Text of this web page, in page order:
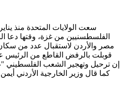
الفلسطسنيين من غزة، وقتها دعا
مصر والأردن لاستقبال عدد من
قوبلت بالرفض القاطع من الرئيس
إن ترحيل وتهجير الشعب الفلسطيني
كما قال وزير الخارجية الأردني